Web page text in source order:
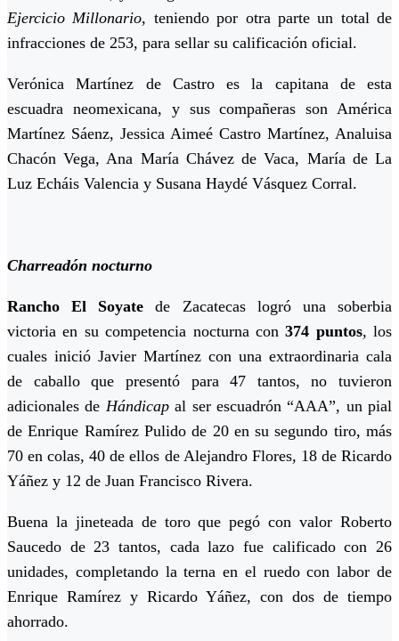
Ejercicio Millonario, teniendo por otra parte un total de
infracciones de 253, para sellar su calificación oficial.
Verónica Martínez de Castro es la capitana de esta
escuadra neomexicana, y sus compañeras son América
Martínez Sáenz, Jessica Aimeé Castro Martínez, Analuisa
Chacón Vega, Ana María Chávez de Vaca, María de La
Luz Echáis Valencia y Susana Haydé Vásquez Corral.
Charreadón nocturno
Rancho El Soyate de Zacatecas logró una soberbia
victoria en su competencia nocturna con374 puntos, los
cuales inició Javier Martínez con una extraordinaria cala
de caballo que presentó para 47 tantos, no tuvieron
adicionales de Hándicapal ser escuadrón “AAA”, un pial
de Enrique Ramírez Pulido de 20 en su segundo tiro, más
70 en colas, 40 de ellos de Alejandro Flores, 18 de Ricardo
Yáñez y 12 de Juan Francisco Rivera.
Buena la jineteada de toro que pegó con valor Roberto
Saucedo de 23 tantos, cada lazo fue calificado con 26
unidades, completando la terna en el ruedo con labor de
Enrique Ramírez y Ricardo Yáñez, con dos de tiempo
ahorrado.